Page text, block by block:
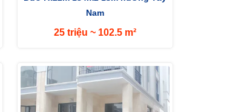
Nam
25 triệu ~ 102.5 m²